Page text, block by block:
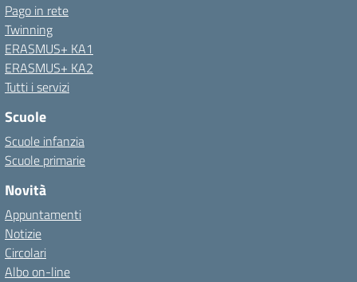
Pago in rete
Twinning
ERASMUS+ KA1
ERASMUS+ KA2
Tutti i servizi
Scuole
Scuole infanzia
Scuole primarie
Novità
Appuntamenti
Notizie
Circolari
Albo on-line